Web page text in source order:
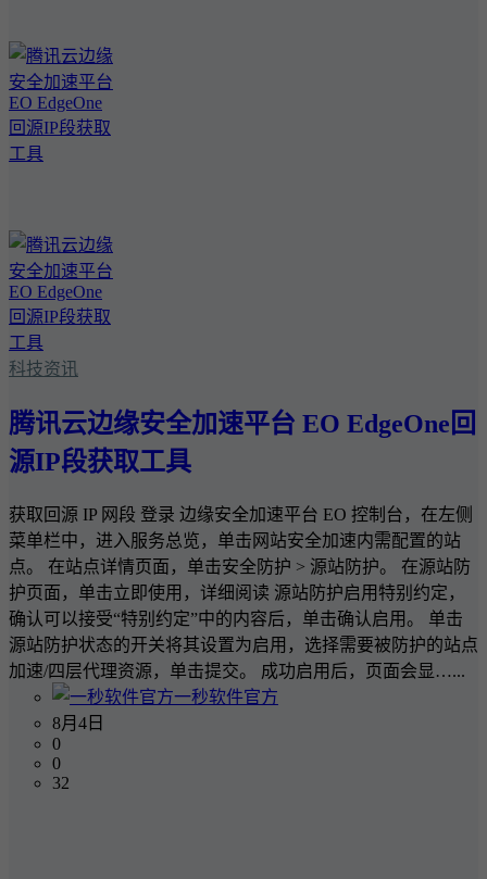
科技资讯
腾讯云边缘安全加速平台 EO EdgeOne回
源IP段获取工具
获取回源 IP 网段 登录 边缘安全加速平台 EO 控制台，在左侧
菜单栏中，进入服务总览，单击网站安全加速内需配置的站
点。 在站点详情页面，单击安全防护 > 源站防护。 在源站防
护页面，单击立即使用，详细阅读 源站防护启用特别约定，
确认可以接受“特别约定”中的内容后，单击确认启用。 单击
源站防护状态的开关将其设置为启用，选择需要被防护的站点
加速/四层代理资源，单击提交。 成功启用后，页面会显…...
一秒软件官方
8月4日
0
0
32